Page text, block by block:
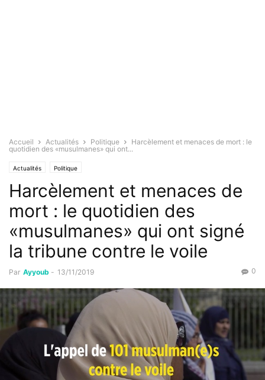
Accueil Actualités Politique
Harcèlement et menaces de mort : le
quotidien des «musulmanes» qui ont...
Actualités Politique
Harcèlement et menaces de
mort : le quotidien des
«musulmanes» qui ont signé
la tribune contre le voile
Par Ayyoub - 13/11/2019 0